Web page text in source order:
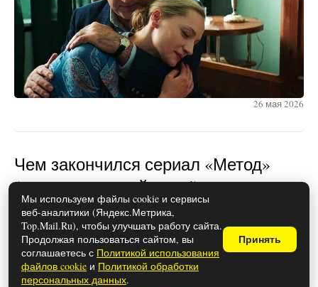
26 мая 2026
Чем закончился сериал «Метод»
(осторожно, спойлеры!)
Мы используем файлы cookie и сервисы
веб-аналитики (Яндекс.Метрика,
Top.Mail.Ru), чтобы улучшать работу сайта.
Продолжая пользоваться сайтом, вы
соглашаетесь с Политикой использования
файлов cookie и Политикой обработки
персональных данных.
Принять